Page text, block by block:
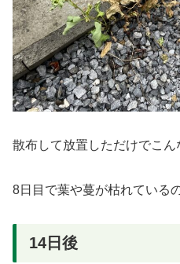
散布して放置しただけでこ
8日目で葉や蔓が枯れている
14日後